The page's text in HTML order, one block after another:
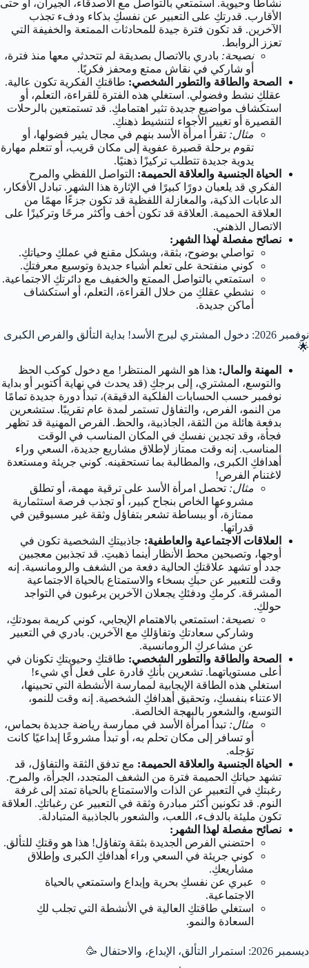
نشاطًا وحيوية. استمتعي بالتواصل مع الأصدقاء، الجيران، أو حتى
الأقارب. قدرتكِ على التعبير عن نفسكِ بذكاء ودفء تجذب
الآخرين. قد تكون فترة جيدة للمحادثات الممتعة والخفيفة التي
تعزز الروابط.
نصيحة: بادري بالاتصال بصديقة لم تتحدثي معها منذ فترة،
أو شاركي في نقاش ممتع ومحفز فكريًا.
الصحة والطاقة والتطور الشخصي: طاقتكِ الفكرية تكون عالية.
عقلكِ نشط وفضولي. استغلي هذه الفترة للقراءة، التعلم، أو
استكشاف مواضيع جديدة تثير اهتمامكِ. قد تستمتعين بالرحلات
القصيرة أو تغيير الأجواء لتنشيط ذهنكِ.
مثال: تقرأ امرأة الأسد بنهم في مجال يثير فضولها، أو
تقوم برحلة قصيرة عفوية إلى مكان قريب، أو تتعلم مهارة
يدوية جديدة تتطلب تركيزًا ذهنيًا.
الحياة الجنسية والعلاقة الحميمة: التواصل اللفظي والمرح
الفكري قد يلعبان دورًا كبيرًا في الإثارة هذا الشهر. تبادل الأفكار،
الدعابات الذكية، والمغازلة اللفظية قد تكون جزءًا مهمًا من
العلاقة الحميمة. العلاقة قد تكون أخف وأكثر مرحًا وتركيزًا على
الاتصال الذهني.
نصائح مفصلة لهذا الشهر:
تواصلي بوضوح، بثقة، وبشكل مقنع في عملكِ وحياتكِ.
كوني منفتحة على تعلم أشياء جديدة وتوسيع معرفتكِ.
استمتعي بالتواصل الممتع والخفيف مع دائرتكِ الاجتماعية.
نشطي عقلكِ من خلال القراءة، التعلم، أو استكشاف
أماكن جديدة.
نوفمبر 2026: دخول المشتري لبرج الأسد! بداية التألق والفرص الكبرى
🌟
المهنة والمال: هذا هو الشهر المنتظر! مع دخول كوكب الحظ
والتوسع، المشتري، إلى برجكِ (قد يحدث في نهاية أكتوبر أو بداية
نوفمبر حسب الحسابات الفلكية الدقيقة)، تبدأ دورة جديدة تمامًا
من النمو، الفرص، والتفاؤل تستمر لمدة عام تقريبًا. ستشعرين
بدفعة هائلة من الثقة، الجاذبية، والحظ. الفرص المهنية قد تظهر
فجأة، وقد تجدين نفسكِ في المكان المناسب في الوقت
المناسب. إنه وقت ممتاز لإطلاق مشاريع جديدة، السعي وراء
أهدافكِ الكبرى، والمطالبة بما تستحقينه. كوني جريئة ومستعدة
لاغتنام الفرص!
مثال: تحصل امرأة الأسد على ترقية مهمة، أو تطلق
مشروعها الخاص بنجاح كبير، أو تجذب فرصة استثمارية
ممتازة، أو ببساطة تشعر بتفاؤل وثقة غير مسبوقين في
قدراتها.
العلاقات الاجتماعية والعاطفية: جاذبيتكِ الشخصية تكون في
أوجها، وتصبحين محط الأنظار أينما ذهبتِ. قد تجذبين معجبين
جدد أو تشهد علاقتكِ الحالية دفعة من الشغف والرومانسية. إنه
وقت للتعبير عن حبكِ بسخاء والاستمتاع بالحياة الاجتماعية
المشرقة. كرمكِ ودفئكِ يجعلان الآخرين يرغبون في التواجد
حولكِ.
نصيحة: استمتعي بالاهتمام الإيجابي، كوني كريمة بمودتكِ،
وشاركي سعادتكِ وتفاؤلكِ مع الآخرين. بادري في التعبير
عن مشاعركِ الرومانسية.
الصحة والطاقة والتطور الشخصي: طاقتكِ وحيويتكِ تكونان في
أعلى مستوياتهما. تشعرين بأنكِ قادرة على فعل أي شيء!
استغلي هذه الطاقة الإيجابية لممارسة الأنشطة التي تحبينها،
الاعتناء بنفسكِ، وتحقيق أهدافكِ الشخصية. إنه وقت للنمو،
التوسع، والشعور بالبهجة الخالصة.
مثال: تبدأ امرأة الأسد في ممارسة رياضة جديدة بحماس،
أو تسافر إلى مكان تحلم به، أو تبدأ مشروعًا إبداعيًا كانت
تؤجله.
الحياة الجنسية والعلاقة الحميمة: مع تدفق الثقة والتفاؤل، قد
تشهد حياتكِ الحميمة فترة من الشغف المتجدد، الجرأة، والمرح.
رغبتكِ في التعبير عن الذات والاستمتاع بالحياة تمتد إلى غرفة
النوم. قد تكونين أكثر مبادرة وثقة في التعبير عن رغباتكِ. العلاقة
تكون مليئة بالدفء، اللعب، والشعور بالجاذبية المتبادلة.
نصائح مفصلة لهذا الشهر:
احتضني الفرص الجديدة بثقة وتفاؤل! هذا هو وقتكِ للتألق.
كوني جريئة في السعي وراء أهدافكِ الكبرى وإطلاق
مشاريعكِ.
عبري عن نفسكِ بحرية وإبداع واستمتعي بالحياة
الاجتماعية.
استغلي طاقتكِ العالية في الأنشطة التي تجلب لكِ
السعادة والنمو.
ديسمبر 2026: استمرار التألق، الإبداع، والاحتفال 🥳